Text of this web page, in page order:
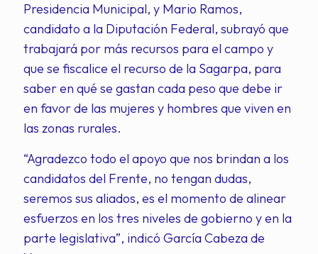
Presidencia Municipal, y Mario Ramos,
candidato a la Diputación Federal, subrayó que
trabajará por más recursos para el campo y
que se fiscalice el recurso de la Sagarpa, para
saber en qué se gastan cada peso que debe ir
en favor de las mujeres y hombres que viven en
las zonas rurales.
“Agradezco todo el apoyo que nos brindan a los
candidatos del Frente, no tengan dudas,
seremos sus aliados, es el momento de alinear
esfuerzos en los tres niveles de gobierno y en la
parte legislativa”, indicó García Cabeza de